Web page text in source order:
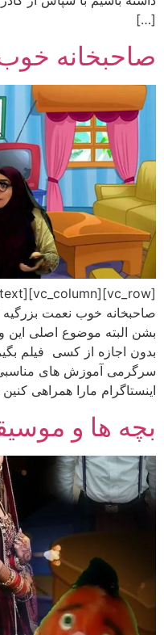
[…]
صاحبخانه
صاحبخانه خوب نعمت
بشن البته موضوع اصلی این
بدون اجازه از کسی فیلم
سرگرمی آموزش های مناسبی
اینستاگرام مارا همراهی
بچه ها و